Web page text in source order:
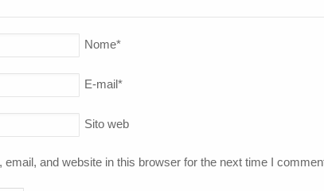
Nome*
E-mail*
Sito web
email, and website in this browser for the next time I